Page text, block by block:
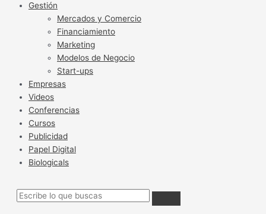
Gestión
Mercados y Comercio
Financiamiento
Marketing
Modelos de Negocio
Start-ups
Empresas
Videos
Conferencias
Cursos
Publicidad
Papel Digital
Biologicals